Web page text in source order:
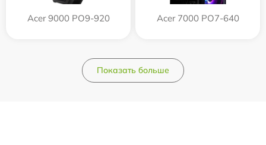
Acer 9000 PO9-920 Acer 7000 PO7-640
Показать больше